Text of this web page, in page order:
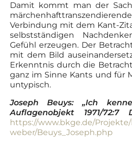
Damit kommt man der
Verbindung mit dem Kant-
selbstständigen
Gefühl erzeugen. Der
mit dem Bild
Erkenntnis durch die
ganz im Sinne Kants und für
untypisch.
Joseph Beuys: „Ich
Auflagenobjekt 1971/72:7
https://www.bkge.de/
weber/Beuys_Joseph.php